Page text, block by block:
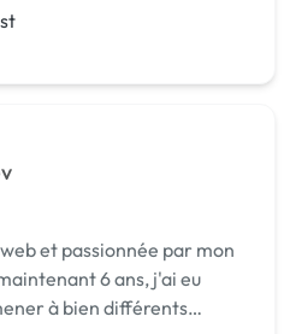
et passionnée par mon
6 ans, j'ai eu
à bien différents